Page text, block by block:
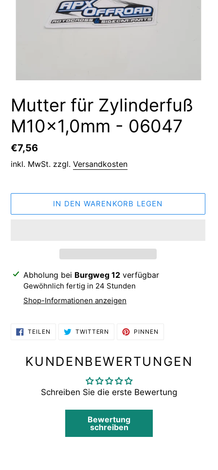
Mutter für Zylinderfuß
M10x1,0mm - 06047
Normaler
Preis
€7,56
inkl. MwSt. zzgl. Versandkosten
IN DEN WARENKORB LEGEN
Produkt
wird
zum
Abholung bei Burgweg 12 verfügbar
Gewöhnlich fertig in 24 Stunden
Shop-Informationen anzeigen
TEILEN
FACEBOOK
TWITTERN
TWITTER
PINNEN
KUNDENBEWERTUNGEN
Schreiben Sie die erste Bewertung
Bewertung
schreiben